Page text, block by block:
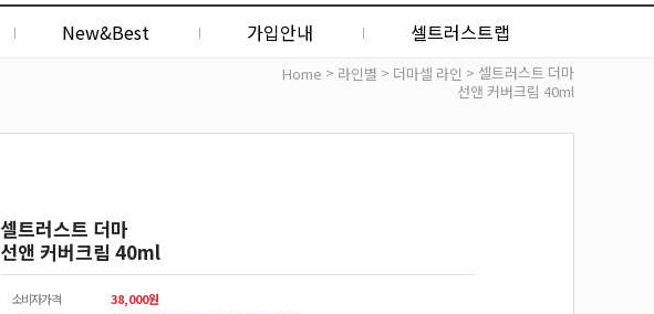
New&Best 가입안내 셀트러스트랩
Home > 라인별 > 더마셀 라인 > 셀트러스트 더마
선앤 커버크림 40ml
셀트러스트 더마
선앤 커버크림 40ml
소비자가격
38,000원